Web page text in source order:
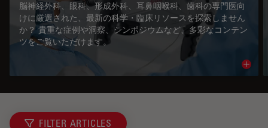
脳神経外科、眼科、形成外科、耳鼻咽喉科、歯科の専門医向
けに厳選された、最新の科学・臨床リソースを探索しません
か？ 貴重な症例や洞察、シンポジウムなど、多彩なコンテン
ツをご覧いただけます。
FILTER ARTICLES